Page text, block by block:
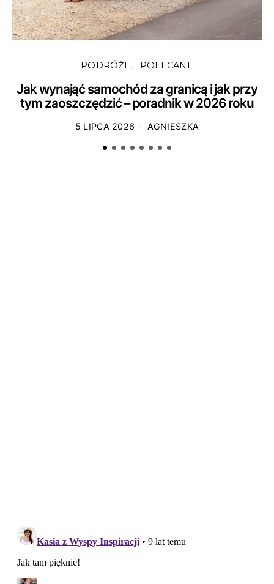
PODRÓŻE POLECANE
Jak wynająć samochód za granicą i jak przy
tym zaoszczędzić – poradnik w 2026 roku
5 LIPCA 2026 AGNIESZKA